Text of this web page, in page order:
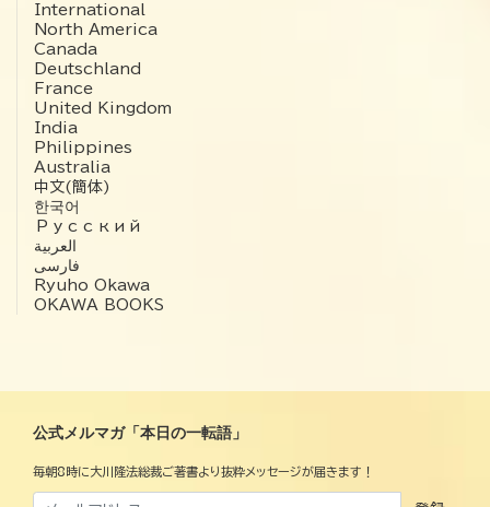
International
North America
Canada
Deutschland
France
United Kingdom
India
Philippines
Australia
中文(簡体)
한국어
Русский
العربية‏
فارسی
Ryuho Okawa
OKAWA BOOKS
公式メルマガ「本日の一転語」
毎朝8時に大川隆法総裁ご著書より抜粋メッセージが届きます！